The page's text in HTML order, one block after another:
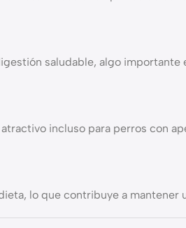
saludable, algo importante
incluso para perros con
lo que contribuye a mantener